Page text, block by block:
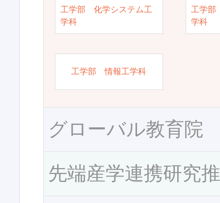
工学部 化学システム工
学科
工学部
学科
工学部 情報工学科
グローバル教育院
先端産学連携研究